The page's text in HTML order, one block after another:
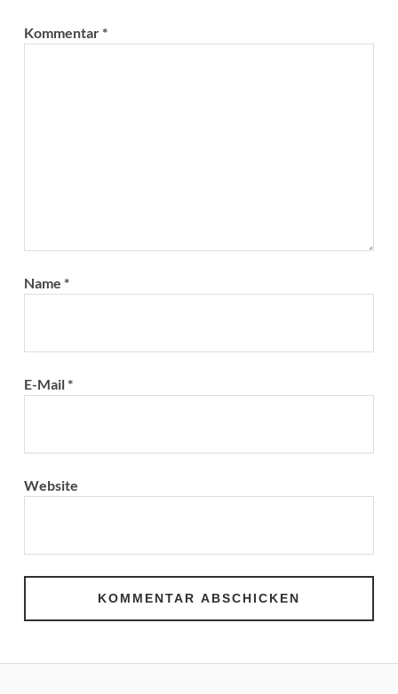
Kommentar*
Name *
E-Mail*
Website